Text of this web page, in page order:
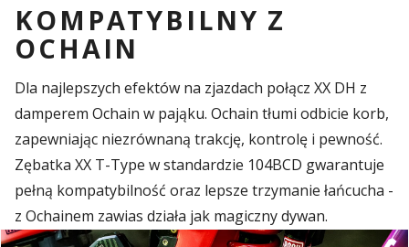
KOMPATYBILNY Z
OCHAIN
Dla najlepszych efektów na zjazdach połącz XX DH z
damperem Ochain w pająku. Ochain tłumi odbicie korb,
zapewniając niezrównaną trakcję, kontrolę i pewność.
Zębatka XX T-Type w standardzie 104BCD gwarantuje
pełną kompatybilność oraz lepsze trzymanie łańcucha -
z Ochainem zawias działa jak magiczny dywan.